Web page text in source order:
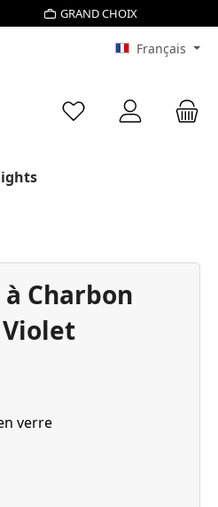
GRAND CHOIX
Français
Vous avez 0 articles
Charbon
verre